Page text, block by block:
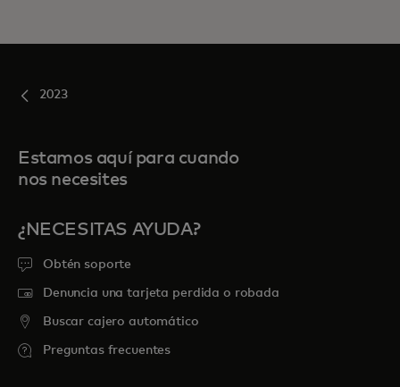
2023
Estamos aquí para cuando
nos necesites
¿NECESITAS AYUDA?
Obtén soporte
Denuncia una tarjeta perdida o robada
Buscar cajero automático
Preguntas frecuentes